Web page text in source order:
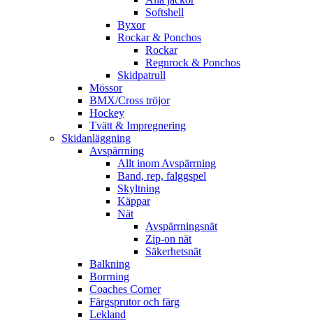
Softshell
Byxor
Rockar & Ponchos
Rockar
Regnrock & Ponchos
Skidpatrull
Mössor
BMX/Cross tröjor
Hockey
Tvätt & Impregnering
Skidanläggning
Avspärrning
Allt inom Avspärrning
Band, rep, falggspel
Skyltning
Käppar
Nät
Avspärrningsnät
Zip-on nät
Säkerhetsnät
Balkning
Borrning
Coaches Corner
Färgsprutor och färg
Lekland